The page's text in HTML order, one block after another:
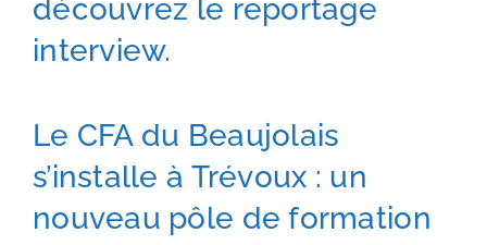
découvrez le reportage
interview.
Le CFA du Beaujolais
s’installe à Trévoux : un
nouveau pôle de formation